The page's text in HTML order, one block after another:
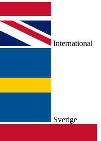
International
Sverige